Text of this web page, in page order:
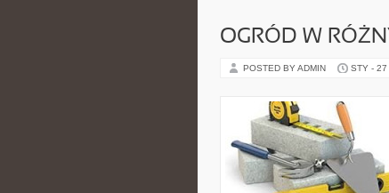
OGRÓD W
POSTED BY ADMIN STY - 27